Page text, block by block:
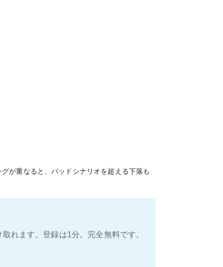
が重なると、バッドシナリオを超える下落も
れます。登録は1分。完全無料です。